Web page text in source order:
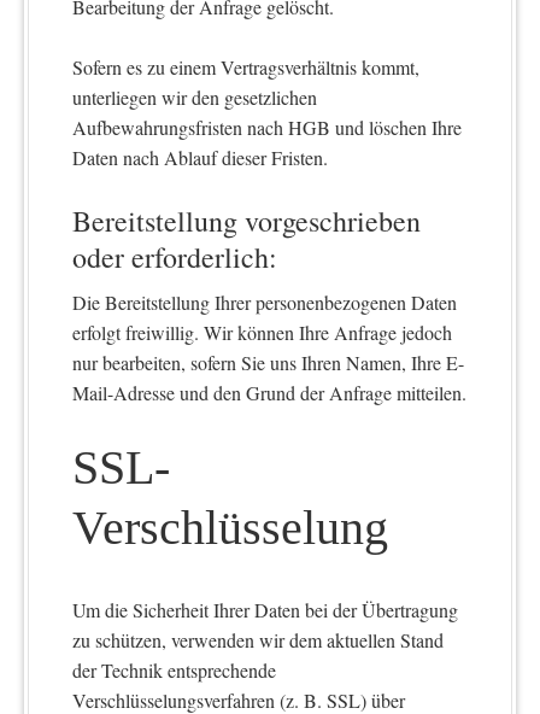
Bearbeitung der Anfrage gelöscht.
Sofern es zu einem Vertragsverhältnis kommt,
unterliegen wir den gesetzlichen
Aufbewahrungsfristen nach HGB und löschen Ihre
Daten nach Ablauf dieser Fristen.
Bereitstellung vorgeschrieben
oder erforderlich:
Die Bereitstellung Ihrer personenbezogenen Daten
erfolgt freiwillig. Wir können Ihre Anfrage jedoch
nur bearbeiten, sofern Sie uns Ihren Namen, Ihre E-
Mail-Adresse und den Grund der Anfrage mitteilen.
SSL-
Verschlüsselung
Um die Sicherheit Ihrer Daten bei der Übertragung
zu schützen, verwenden wir dem aktuellen Stand
der Technik entsprechende
Verschlüsselungsverfahren (z. B. SSL) über